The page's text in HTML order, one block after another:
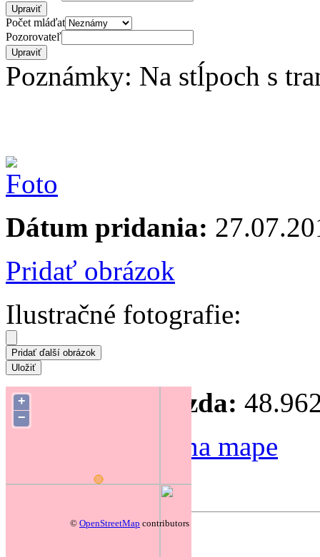
Počet mláďat
Pozorovateľ
Poznámky: Na stĺpoch s
Dátum pridania:
Pridať obrázok
Ilustračné fotografie:
+
−
© OpenStreetMap contributors
Súradnice hniezda:
Zmeniť polohu na mape
Forum